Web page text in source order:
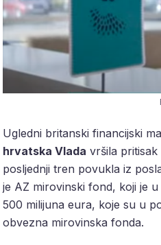
Ugledni britanski financijski
hrvatska Vlada vršila
posljednji tren povukla iz
je AZ mirovinski fond, koji je
500 milijuna eura, koje su u
obvezna mirovinska fonda.